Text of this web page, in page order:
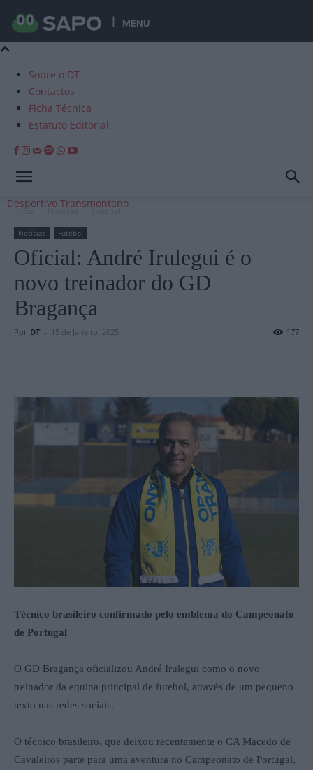
MENU
Sobre o DT
Contactos
Ficha Técnica
Estatuto Editorial
Desportivo Transmontano
Início Notícias Futebol
Notícias Futebol
Oficial: André Irulegui é o
novo treinador do GD
Bragança
Por DT - 15 de Janeiro, 2025 177
Técnico brasileiro confirmado pelo emblema do Campeonato
de Portugal
O GD Bragança oficializou André Irulegui como o novo
treinador da equipa principal de futebol, através de um pequeno
texto nas redes sociais.
O técnico brasileiro, que deixou recentemente o CA Macedo de
Cavaleiros parte para uma aventura no Campeonato de Portugal,